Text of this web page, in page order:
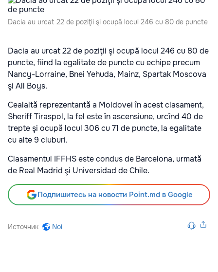
Dacia au urcat 22 de poziţii şi ocupă locul 246 cu 80 de puncte
Dacia au urcat 22 de poziţii şi ocupă locul 246 cu 80 de
puncte, fiind la egalitate de puncte cu echipe precum
Nancy-Lorraine, Bnei Yehuda, Mainz, Spartak Moscova
şi All Boys.
Cealaltă reprezentantă a Moldovei în acest clasament,
Sheriff Tiraspol, la fel este în ascensiune, urcînd 40 de
trepte şi ocupă locul 306 cu 71 de puncte, la egalitate
cu alte 9 cluburi.
Clasamentul IFFHS este condus de Barcelona, urmată
de Real Madrid şi Universidad de Chile.
Подпишитесь на новости Point.md в Google
Источник Noi